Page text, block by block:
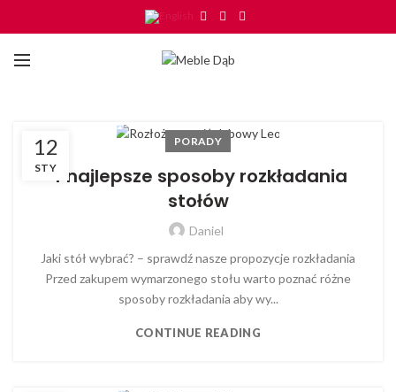
12
STY
PORADY
4 najlepsze sposoby rozkładania
stołów
Daniel
Jaki stół wybrać? – sprawdź nasze propozycje rozkładania
Przed zakupem wymarzonego stołu warto poznać różne
sposoby rozkładania aby wy...
CONTINUE READING